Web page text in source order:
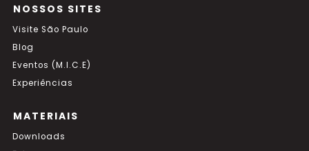
NOSSOS SITES
Visite São Paulo
Blog
Eventos (M.I.C.E)
Experiências
MATERIAIS
Downloads